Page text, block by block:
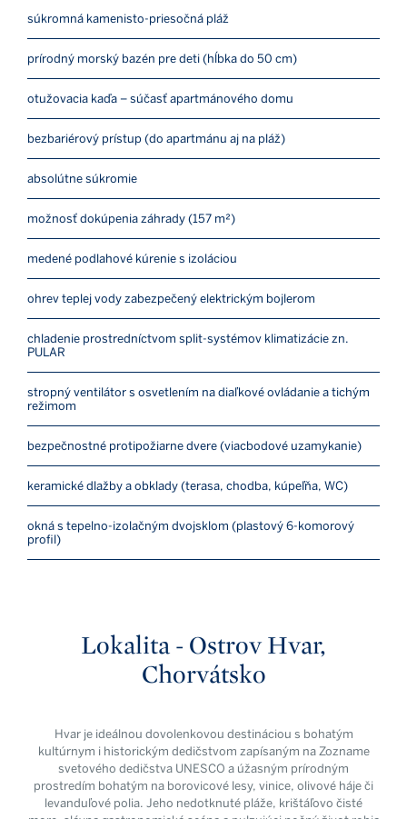
súkromná kamenisto-priesočná pláž
prírodný morský bazén pre deti (hĺbka do 50 cm)
otužovacia kaďa – súčasť apartmánového domu
bezbariérový prístup (do apartmánu aj na pláž)
absolútne súkromie
možnosť dokúpenia záhrady (157 m²)
medené podlahové kúrenie s izoláciou
ohrev teplej vody zabezpečený elektrickým bojlerom
chladenie prostredníctvom split-systémov klimatizácie zn.
PULAR
stropný ventilátor s osvetlením na diaľkové ovládanie a tichým
režimom
bezpečnostné protipožiarne dvere (viacbodové uzamykanie)
keramické dlažby a obklady (terasa, chodba, kúpeľňa, WC)
okná s tepelno-izolačným dvojsklom (plastový 6-komorový
profil)
Lokalita - Ostrov Hvar,
Chorvátsko
Hvar je ideálnou dovolenkovou destináciou s bohatým
kultúrnym i historickým dedičstvom zapísaným na Zozname
svetového dedičstva UNESCO a úžasným prírodným
prostredím bohatým na borovicové lesy, vinice, olivové háje či
levanduľové polia. Jeho nedotknuté pláže, krištáľovo čisté